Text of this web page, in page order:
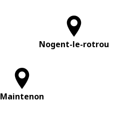
Nogent-le-rotrou
Maintenon